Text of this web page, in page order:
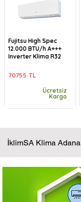
Fujitsu High Spec
12.000 BTU/h A+++
Inverter Klima R32
70755 TL
Ücretsiz
Kargo
İklimSA Klima Adana